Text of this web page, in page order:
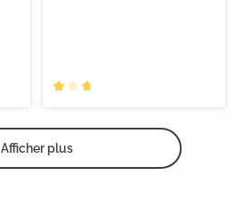
Afficher plus